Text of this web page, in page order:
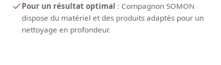
Pour un résultat optimal : Compagnon SOMON
dispose du matériel et des produits adaptés pour un
nettoyage en profondeur.